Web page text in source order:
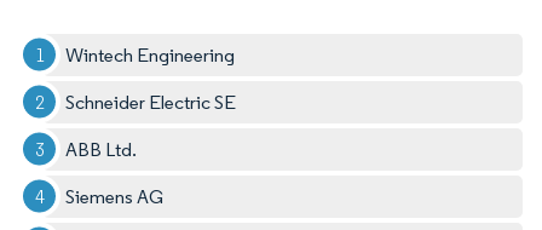
Wintech Engineering
Schneider Electric SE
ABB Ltd.
Siemens AG